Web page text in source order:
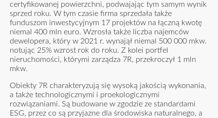
certyfikowanej powierzchni, podwajając tym samym wynik
sprzed roku. W tym czasie firma sprzedała także
funduszom inwestycyjnym 17 projektów na łączną kwotę
niemal 400 mln euro. Wzrosła także liczba najemców
dewelopera, który w 2021 r. wynajął niemal 500 000 mkw.
notując 25% wzrost rok do roku. Z kolei portfel
nieruchomości, którymi zarządza 7R, przekroczył 1 mln
mkw.
Obiekty 7R charakteryzują się wysoką jakością wykonania,
a także technologicznymi i proekologicznymi
rozwiązaniami. Są budowane w zgodzie ze standardami
ESG, przez co są przyjazne dla środowiska naturalnego, a